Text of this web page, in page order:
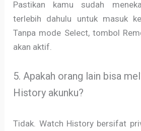
Pastikan kamu sudah
terlebih dahulu untuk masuk
Tanpa mode Select, tombol
akan aktif.
5. Apakah orang lain bisa
History akunku?
Tidak. Watch History bersifat